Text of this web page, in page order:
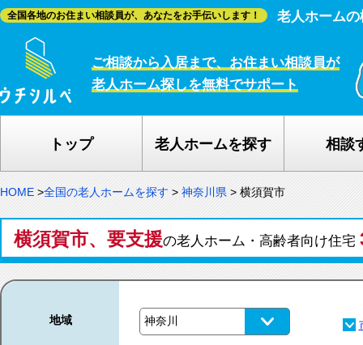
全国各地のお住まい相談員が、あなたをお手伝いします！ 老人ホーム
ご相談から入居まで、お住まい相談員が
老人ホーム探しを無料でサポート
トップ 老人ホームを探す 相談
HOME >全国の老人ホームを探す > 神奈川県 > 横須賀市
横須賀市、要支援の老人ホーム・高齢者向け住宅
地域